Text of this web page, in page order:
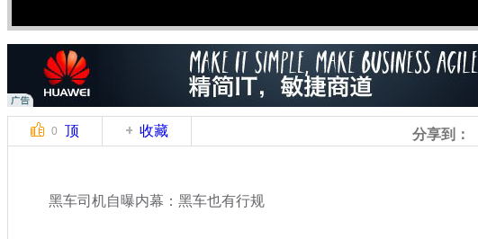
0 顶 收藏 分享到：
黑车司机自曝内幕：黑车也有行规